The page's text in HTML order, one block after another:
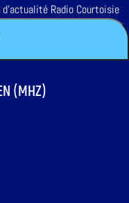
Radio Courtoisie
(MHZ)